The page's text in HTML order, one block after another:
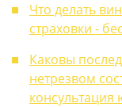
Что делать
страховки -
Каковы
нетрезвом
консультация